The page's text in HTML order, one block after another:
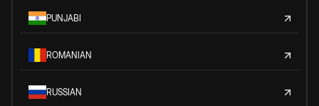
PUNJABI
ROMANIAN
RUSSIAN